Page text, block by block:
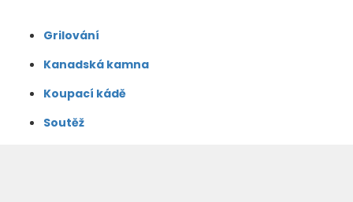
Grilování
Kanadská kamna
Koupací kádě
Soutěž